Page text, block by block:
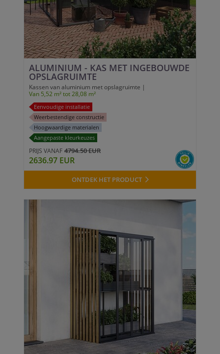
ALUMINIUM - KAS MET INGEBOUWDE
OPSLAGRUIMTE
Kassen van aluminium met opslagruimte |
Van 5,52 m² tot 28,08 m²
Eenvoudige installatie
Weerbestendige constructie
Hoogwaardige materialen
Aangepaste kleurkeuzes
PRIJS VANAF 4794.50 EUR
2636.97 EUR
ONTDEK HET PRODUCT